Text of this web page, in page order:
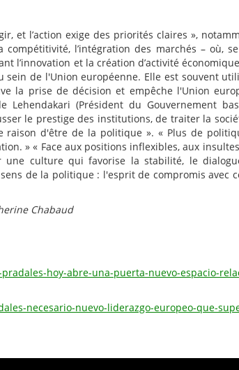
et l’action exige des priorités claires »,
l’intégration des marchés – où,
l’innovation et la création d’activité
de l'Union européenne. Elle est souvent
la prise de décision et empêche l'Union
(Président du Gouvernement
le prestige des institutions, de traiter la
d'être de la politique ». « Plus de
» « Face aux positions inflexibles, aux
une culture qui favorise la stabilité, le
de la politique : l'esprit de compromis avec
Chabaud
hoy-abre-una-puerta-nuevo-espacio-
necesario-nuevo-liderazgo-europeo-que-